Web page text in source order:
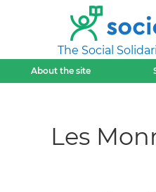
The Social
About the site
Les